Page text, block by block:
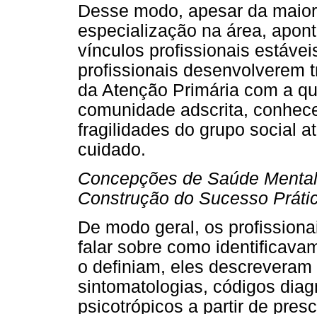
Desse modo, apesar da
especialização na área,
vínculos profissionais
profissionais desenvolverem
da Atenção Primária com a
comunidade adscrita,
fragilidades do grupo social
cuidado.
Concepções de Saúde
Construção do Sucesso
De modo geral, os
falar sobre como
o definiam, eles
sintomatologias, códigos
psicotrópicos a partir de